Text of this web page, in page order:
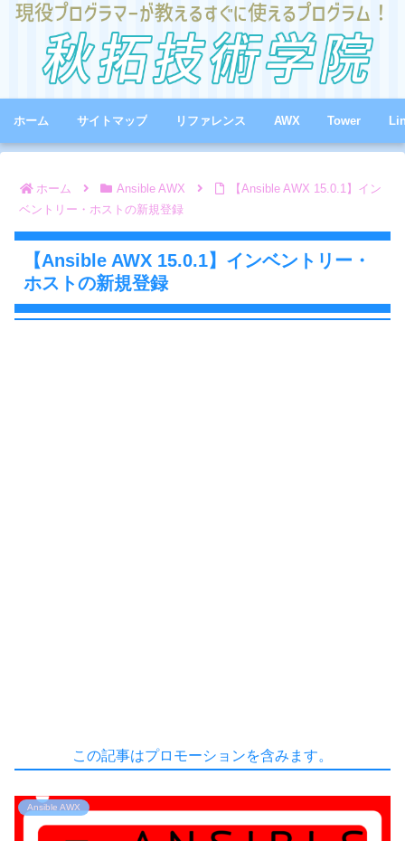
ホーム サイトマップ リファレンス AWX Tower
ホーム Ansible AWX
【Ansible AWX 15.0.1】イン
ベントリー・ホストの新規登録
【Ansible AWX 15.0.1】インベントリー・
ホストの新規登録
この記事はプロモーションを含みます。
Ansible AWX